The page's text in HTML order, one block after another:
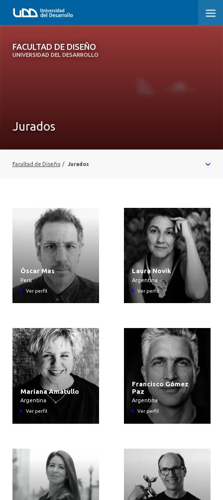
FACULTAD DE DISEÑO
UNIVERSIDAD DEL DESARROLLO
FACULTAD DE DISEÑO
Jurados
Facultad de Diseño / Jurados
Óscar Mas
Perú
Ver perfil
Laura Novik
Argentina
Ver perfil
Mariana Amatullo
Argentina
Ver perfil
Francisco Gómez
Paz
Argentina
Ver perfil